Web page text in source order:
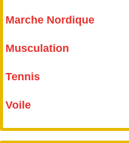
Marche Nordique
Musculation
Tennis
Voile